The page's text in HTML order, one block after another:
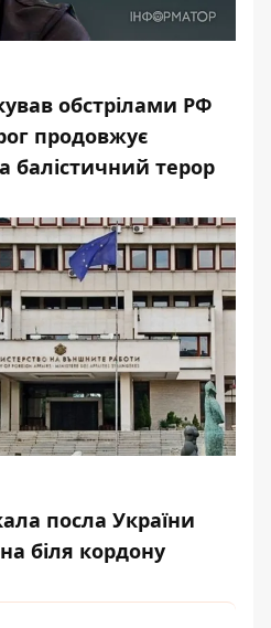
обстрілами РФ
продовжує
балістичний терор
посла України
біля кордону